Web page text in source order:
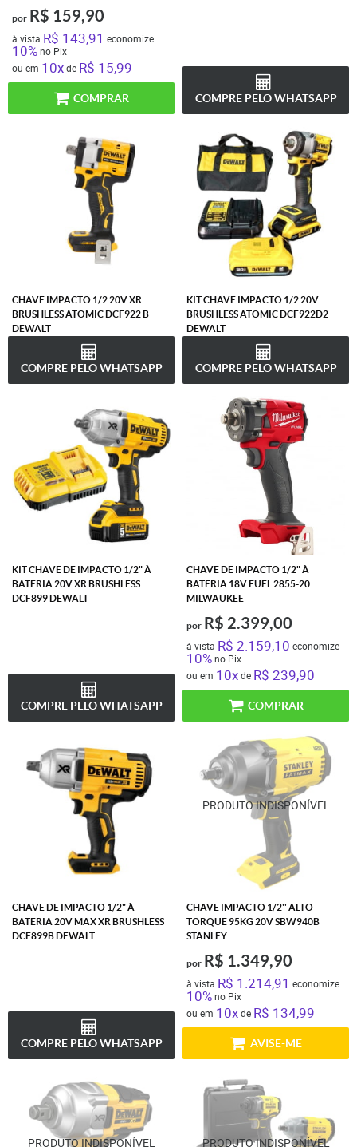
por R$ 159,90
à vista R$ 143,91 economize
10%no Pix
ou em 10xde R$ 15,99
COMPRAR COMPRE PELO WHATSAPP
CHAVE IMPACTO 1/2 20V XR
BRUSHLESS ATOMIC DCF922 B
DEWALT
COMPRE PELO WHATSAPP
KIT CHAVE IMPACTO 1/2 20V
BRUSHLESS ATOMIC DCF922D2
DEWALT
COMPRE PELO WHATSAPP
KIT CHAVE DE IMPACTO 1/2" À
BATERIA 20V XR BRUSHLESS
DCF899 DEWALT
COMPRE PELO WHATSAPP
CHAVE DE IMPACTO 1/2" À
BATERIA 18V FUEL 2855-20
MILWAUKEE
por R$ 2.399,00
à vista R$ 2.159,10 economize
10%no Pix
ou em 10xde R$ 239,90
COMPRAR
CHAVE DE IMPACTO 1/2" À
BATERIA 20V MAX XR BRUSHLESS
DCF899B DEWALT
COMPRE PELO WHATSAPP
CHAVE IMPACTO 1/2'' ALTO
TORQUE 95KG 20V SBW940B
STANLEY
por R$ 1.349,90
à vista R$ 1.214,91 economize
10%no Pix
ou em 10xde R$ 134,99
AVISE-ME